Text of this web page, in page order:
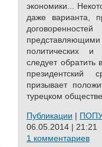
экономики...
даже варианта,
политических и
следует
президентский
призывает
турецком
Публикации |
06.05.2014 | 21:21
1 комментариев